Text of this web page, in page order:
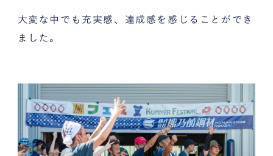
大変な中でも充実感、達成感を感じることができ
ました。